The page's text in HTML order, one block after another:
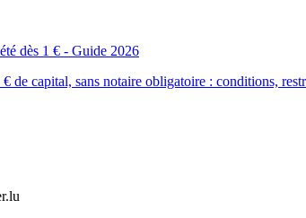
dès 1 € - Guide 2026
de capital, sans notaire obligatoire : conditions,